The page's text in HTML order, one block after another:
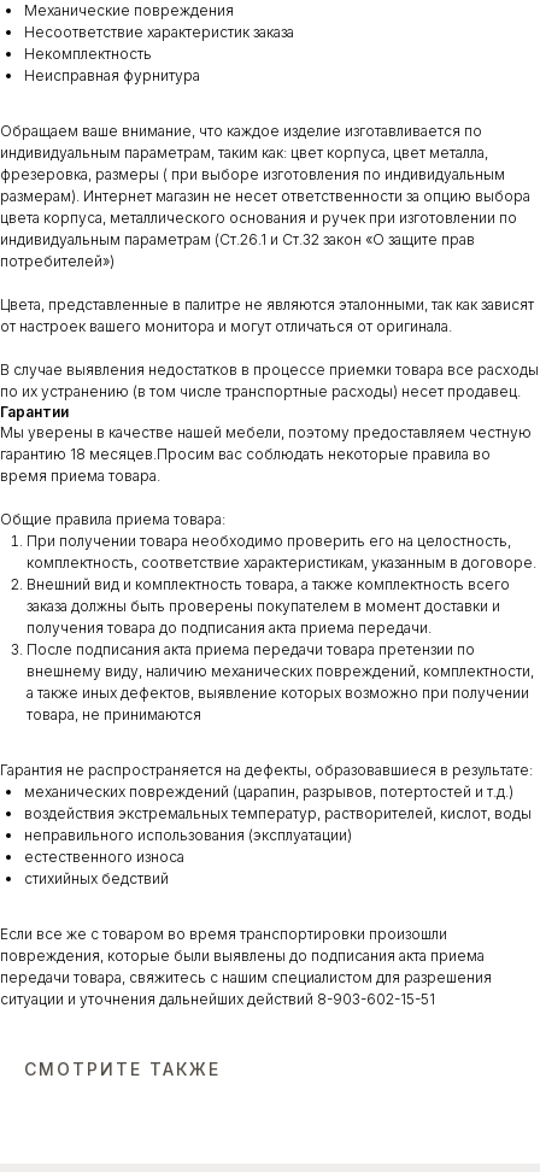
Механические повреждения
Несоответствие характеристик заказа
Некомплектность
Неисправная фурнитура
Обращаем ваше внимание, что каждое изделие изготавливается по
индивидуальным параметрам, таким как: цвет корпуса, цвет металла,
фрезеровка, размеры ( при выборе изготовления по индивидуальным
размерам). Интернет магазин не несет ответственности за опцию выбора
цвета корпуса, металлического основания и ручек при изготовлении по
индивидуальным параметрам (Ст.26.1 и Ст.32 закон «О защите прав
потребителей»)
Цвета, представленные в палитре не являются эталонными, так как зависят
от настроек вашего монитора и могут отличаться от оригинала.
В случае выявления недостатков в процессе приемки товара все расходы
по их устранению (в том числе транспортные расходы) несет продавец.
Гарантии
Мы уверены в качестве нашей мебели, поэтому предоставляем честную
гарантию 18 месяцев.Просим вас соблюдать некоторые правила во
время приема товара.
Общие правила приема товара:
При получении товара необходимо проверить его на целостность,
комплектность, соответствие характеристикам, указанным в договоре.
Внешний вид и комплектность товара, а также комплектность всего
заказа должны быть проверены покупателем в момент доставки и
получения товара до подписания акта приема передачи.
После подписания акта приема передачи товара претензии по
внешнему виду, наличию механических повреждений, комплектности,
а также иных дефектов, выявление которых возможно при получении
товара, не принимаются
Гарантия не распространяется на дефекты, образовавшиеся в результате:
механических повреждений (царапин, разрывов, потертостей и т.д.)
воздействия экстремальных температур, растворителей, кислот, воды
неправильного использования (эксплуатации)
естественного износа
стихийных бедствий
Если все же с товаром во время транспортировки произошли
повреждения, которые были выявлены до подписания акта приема
передачи товара, свяжитесь с нашим специалистом для разрешения
ситуации и уточнения дальнейших действий 8-903-602-15-51
СМОТРИТЕ ТАКЖЕ